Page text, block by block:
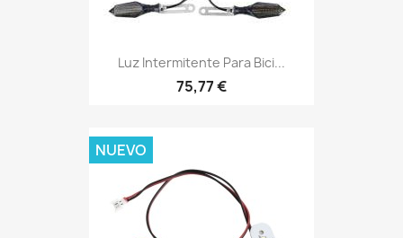
Luz Intermitente Para Bici...
75,77 €
NUEVO